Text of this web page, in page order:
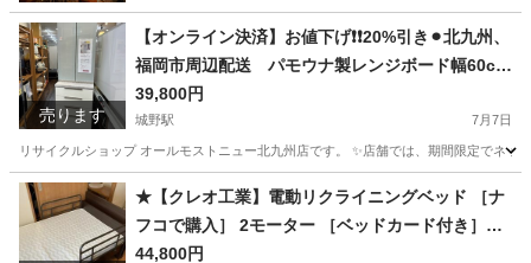
売ります
【オンライン決済】お値下げ❗️❗️20%引き⚫︎北九州、
福岡市周辺配送 パモウナ製レンジボード幅60cm
💳自社配送時🌟代引き可💳※現金、クレジット、
スマホ決済対応※ 【配達は要決済前問い合わせ】
39,800円
城野駅 7月7日
リサイクルショップ オールモストニュー北九州店です。 ✨️店舗では、期間限定でネ
福岡 北九州市 城野駅 収納家具 商品
★【クレオ工業】電動リクライニングベッド ［ナ
フコで購入］ 2モーター ［ベッドカード付き］
［AP2-221M-H］【3ヶ月保証】💳配送時🌟代引き
44,800円